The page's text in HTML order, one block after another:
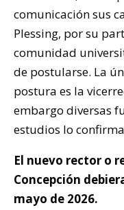
comunicación sus
Plessing, por su
comunidad
de postularse. La
postura es la
embargo diversas
estudios lo
El nuevo rector o
Concepción
mayo de 2026.